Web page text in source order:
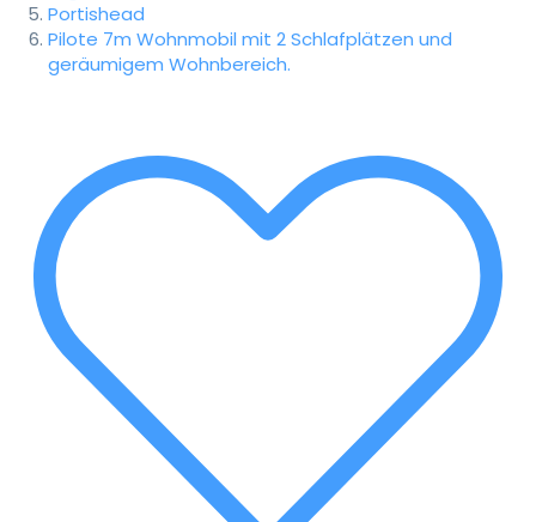
Portishead
Pilote 7m Wohnmobil mit 2 Schlafplätzen und
geräumigem Wohnbereich.